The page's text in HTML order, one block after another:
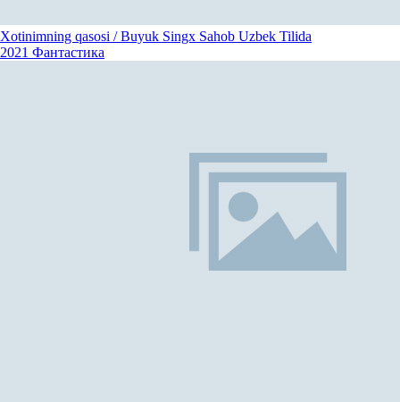
Xotinimning qasosi / Buyuk Singx Sahob Uzbek Tilida
2021 Фантастика